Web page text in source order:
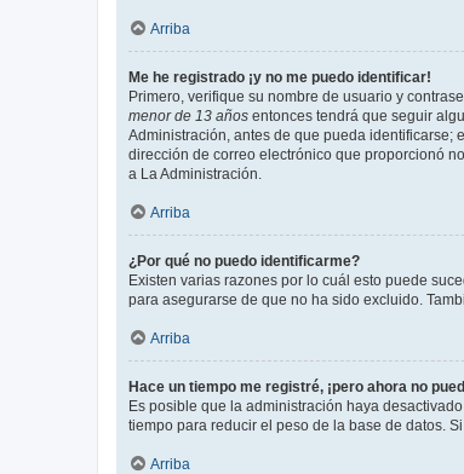
Arriba
Me he registrado ¡y no me puedo identificar!
Primero, verifique su nombre de usuario y
menor de 13 años entonces tendrá que seguir
Administración, antes de que pueda identificarse;
dirección de correo electrónico que proporcionó
a La Administración.
Arriba
¿Por qué no puedo identificarme?
Existen varias razones por lo cuál esto puede
para asegurarse de que no ha sido excluido.
Arriba
Hace un tiempo me registré, ¡pero ahora no
Es posible que la administración haya
tiempo para reducir el peso de la base de datos.
Arriba